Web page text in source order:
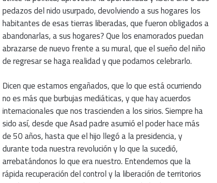
pedazos del nido usurpado, devolviendo a sus hogares los
habitantes de esas tierras liberadas, que fueron obligados a
abandonarlas, a sus hogares? Que los enamorados puedan
abrazarse de nuevo frente a su mural, que el sueño del niño
de regresar se haga realidad y que podamos celebrarlo.
Dicen que estamos engañados, que lo que está ocurriendo
no es más que burbujas mediáticas, y que hay acuerdos
internacionales que nos trascienden a los sirios. Siempre ha
sido así, desde que Asad padre asumió el poder hace más
de 50 años, hasta que el hijo llegó a la presidencia, y
durante toda nuestra revolución y lo que la sucedió,
arrebatándonos lo que era nuestro. Entendemos que la
rápida recuperación del control y la liberación de territorios